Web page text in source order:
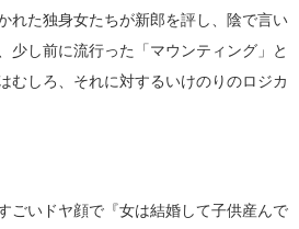
れた独身女たちが新郎を評し、陰で言い
少し前に流行った「マウンティング」と
むしろ、それに対するいけのりのロジカ
ごいドヤ顔で『女は結婚して子供産んで